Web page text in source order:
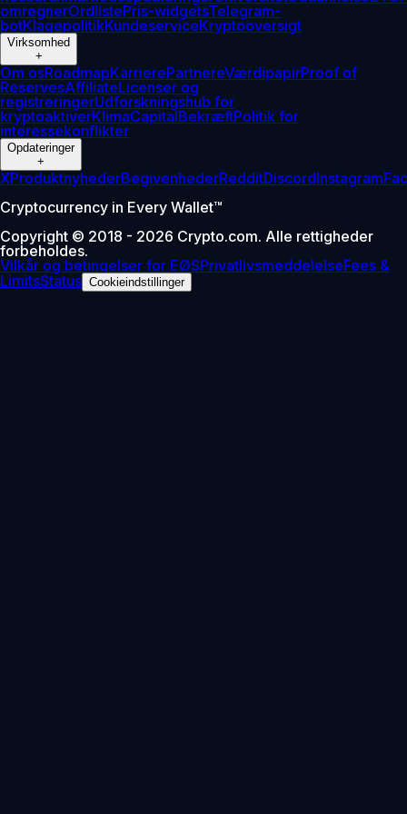
omregnerOrdlistePris-widgetsTelegram-
botKlagepolitikKundeserviceKryptooversigt
Virksomhed
+
Om osRoadmapKarrierePartnereVærdipapirProof of
ReservesAffiliateLicenser og
registreringerUdforskningshub for
kryptoaktiverKlimaCapitalBekræftPolitik for
interessekonflikter
Opdateringer
+
XProduktnyhederBegivenhederRedditDiscordInstagram
Cryptocurrency in Every Wallet™
Copyright © 2018 - 2026 Crypto.com. Alle rettigheder
forbeholdes.
Vilkår og betingelser for EØSPrivatlivsmeddelelseFees &
LimitsStatus Cookieindstillinger